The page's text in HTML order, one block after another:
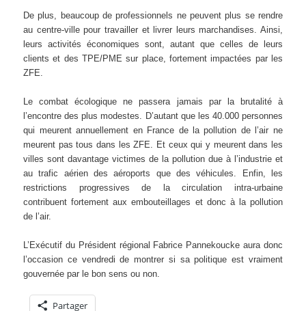
De plus, beaucoup de professionnels ne peuvent plus se rendre
au centre-ville pour travailler et livrer leurs marchandises. Ainsi,
leurs activités économiques sont, autant que celles de leurs
clients et des TPE/PME sur place, fortement impactées par les
ZFE.
Le combat écologique ne passera jamais par la brutalité à
l’encontre des plus modestes. D’autant que les 40.000 personnes
qui meurent annuellement en France de la pollution de l’air ne
meurent pas tous dans les ZFE. Et ceux qui y meurent dans les
villes sont davantage victimes de la pollution due à l’industrie et
au trafic aérien des aéroports que des véhicules. Enfin, les
restrictions progressives de la circulation intra-urbaine
contribuent fortement aux embouteillages et donc à la pollution
de l’air.
L’Exécutif du Président régional Fabrice Pannekoucke aura donc
l’occasion ce vendredi de montrer si sa politique est vraiment
gouvernée par le bon sens ou non.
Partager